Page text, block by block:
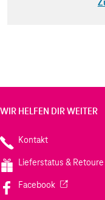
WIR HELFEN DIR WEITER
Kontakt
Lieferstatus & Retoure
Facebook(Wird in